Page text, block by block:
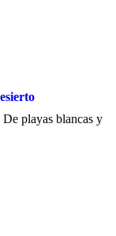
playas blancas y